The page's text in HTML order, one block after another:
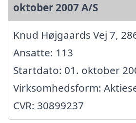
oktober 2007 A/S
Knud Højgaards Vej 7,
Ansatte: 113
Startdato: 01. oktober
Virksomhedsform:
CVR: 30899237